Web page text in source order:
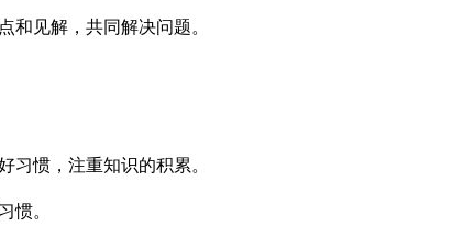
见解，共同解决问题。
惯，注重知识的积累。
惯。